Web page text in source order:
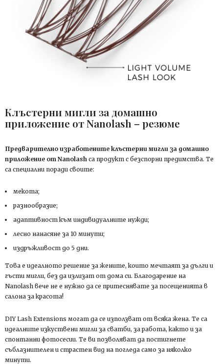
Клъстерни мигли за домашно
приложение от Nanolash – резюме
Предварително изработените клъстерни мигли за домашно
приложение от Nanolash са продукт с безспорни предимства. Те
са специални поради своите:
мекота;
разнообразие;
адаптивност към индивидуалните нужди;
лесно нанасяне за 10 минути;
издръжливост до 5 дни.
Това е идеалното решение за жените, които мечтаят за дълги и
гъсти мигли, без да излизат от дома си. Благодарение на
Nanolash вече не е нужно да се притеснявате за посещенията в
салона за красота!
DIY Lash Extensions могат да се използват от всяка жена. Те са
идеалните изкуствени мигли за сватби, за работа, както и за
спонтанни фотосесии. Те ви позволяват да постигнете
съблазнителен и страстен вид на погледа само за няколко
минути.